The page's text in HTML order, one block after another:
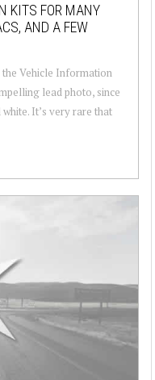
KITS FOR MANY
AND A FEW
the Vehicle Information
lead photo, since
It’s very rare that